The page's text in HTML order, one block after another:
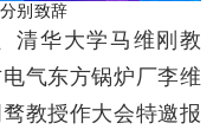
别致辞
清华大学马维刚教
气东方锅炉厂李维
教授作大会特邀报